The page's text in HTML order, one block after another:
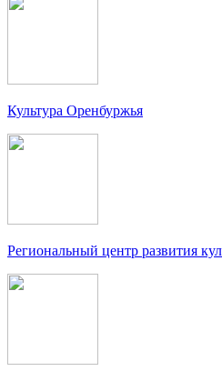
Культура Оренбуржья
Региональный центр развития